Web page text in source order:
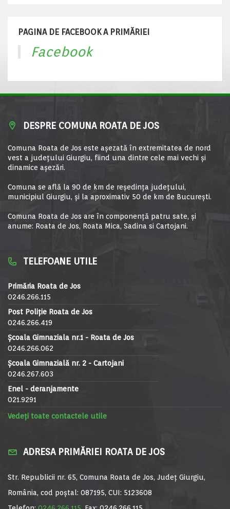
PAGINA DE FACEBOOK A PRIMĂRIEI
Facebook
DESPRE COMUNA ROATA DE JOS
Comuna Roata de Jos este aşezată în extremitatea de nord
vest a judeţului Giurgiu, fiind una dintre cele mai vechi şi
dinamice aşezări.
Comuna se află la 90 de km de reşedinţa judeţului,
municipiul Giurgiu, şi la aproximativ 50 de km de Bucureşti.
Comuna Roata de Jos are în componență patru sate, și
anume: Roata de Jos, Roata Mica, Sadina si Cartojani.
TELEFOANE UTILE
Primăria Roata de Jos
0246.266.115
Post Poliție Roata de Jos
0246.266.419
Școala Gimnaziala nr.1 - Roata de Jos
0246.266.062
Școala Gimnazială nr. 2 - Cartojani
0246.267.603
Enel - deranjamente
021.9291
Vedeți toate contactele utile
ADRESA PRIMĂRIEI ROATA DE JOS
Str. Republicii nr. 65, Comuna Roata de Jos, Județ Giurgiu,
România, cod poștal: 087195, CUI: 5123608